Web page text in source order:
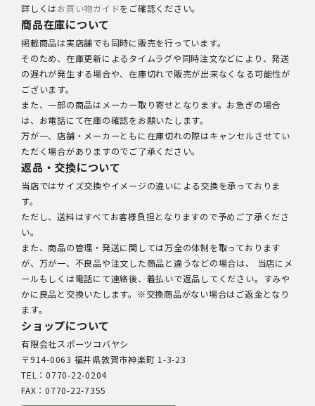
詳しくはお買い物ガイドをご確認ください。
商品在庫について
掲載商品は実店舗でも同時に販売を行っています。
そのため、在庫更新によるタイムラグや同時注文などにより、発送
の遅れが発生する場合や、在庫切れで販売が出来なくなる可能性が
ございます。
また、一部の商品はメーカー取り寄せとなります。お急ぎの場合
は、お電話にて在庫の確認をお願いたします。
万が一、店舗・メーカーともに在庫切れの際はキャンセルさせてい
ただく場合がありますのでご了承ください。
返品・交換について
当店ではサイズ交換やイメージの違いによる交換を承っておりま
す。
ただし、送料はすべてお客様負担となりますので予めご了承くださ
い。
また、商品の管理・発送に関しては万全の体制を取っております
が、万が一、不良品や注文した商品と違うなどの場合は、 当店にメ
ールもしくは電話にて連絡後、着払いで返品してください。すみや
かに良品と交換いたします。※交換商品がない場合はご返金となり
ます。
ショップについて
有限会社スポーツコバヤシ
〒914-0063 福井県敦賀市神楽町 1-3-23
TEL：0770-22-0204
FAX：0770-22-7355